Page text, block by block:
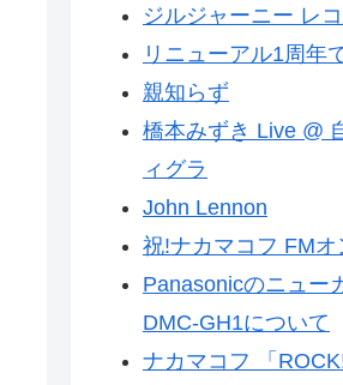
ジルジャーニー レ
リニューアル1周年
親知らず
橋本みずき Live @
ィグラ
John Lennon
祝!ナカマコフ FMオ
Panasonicのニュー
DMC-GH1について
ナカマコフ 「